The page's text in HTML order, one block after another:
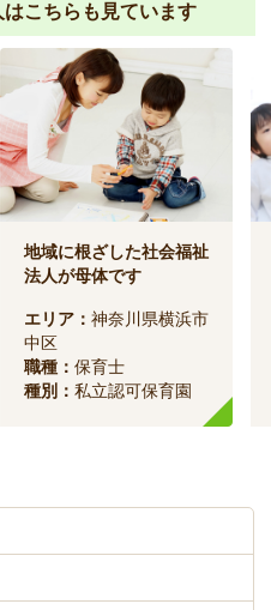
はこちらも見ています
地域に根ざした社会福祉
法人が母体です
エリア：神奈川県横浜市
中区
職種：保育士
種別：私立認可保育園